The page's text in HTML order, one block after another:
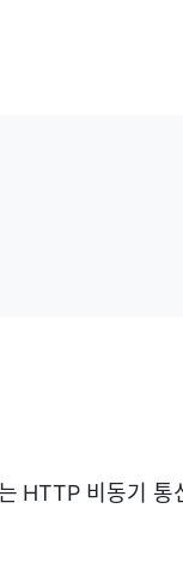
HTTP 비동기 통